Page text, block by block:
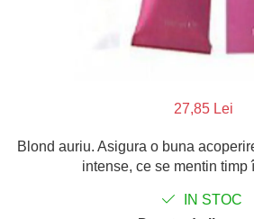
27,85 Lei
Blond auriu. Asigura o buna
intense, ce se mentin timp
IN STOC